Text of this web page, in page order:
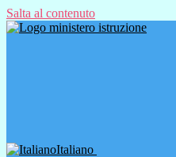
Salta al contenuto
Italiano